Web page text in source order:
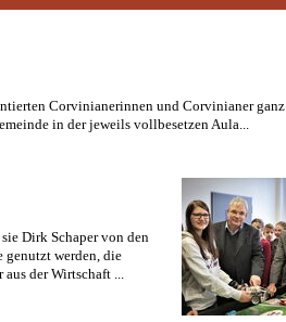
Corvinianerinnen und Corvinianer ganz
in der jeweils vollbesetzen Aula...
Dirk Schaper von den
genutzt werden, die
der Wirtschaft ...